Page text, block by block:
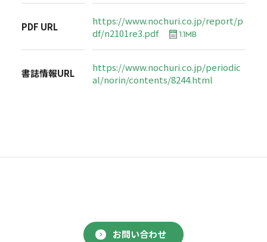
PDF URL
https://www.nochuri.co.jp/report/p
df/n2101re3.pdf
1.1MB
書誌情報URL
https://www.nochuri.co.jp/periodic
al/norin/contents/8244.html
お問い合わせ